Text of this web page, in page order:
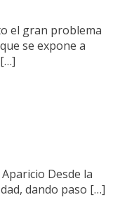
el gran problema
se expone a
Desde la
dando paso […]